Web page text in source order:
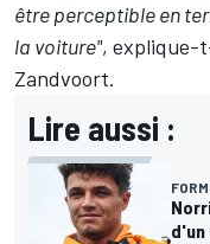
être perceptible en
la voiture", explique-
Zandvoort.
Lire aussi :
d'un